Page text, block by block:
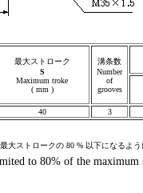
最大ストローク
S
Maximum troke
( mm )
溝条数
Number
of
grooves
40
3
大ストロークの 80 % 以下になるよ
to 80% of the